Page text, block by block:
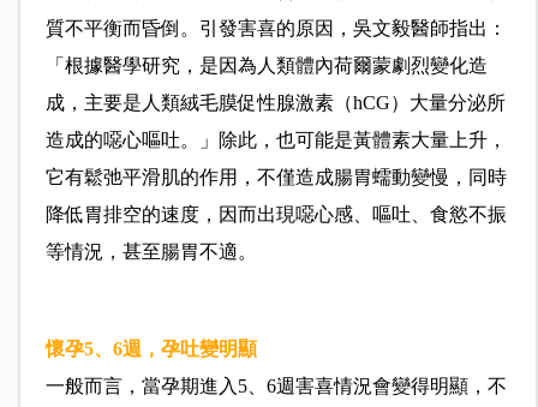
質不平衡而昏倒。引發害喜的原因，吳文毅醫師指出：
「根據醫學研究，是因為人類體內荷爾蒙劇烈變化造
成，主要是人類絨毛膜促性腺激素（hCG）大量分泌所
造成的噁心嘔吐。」除此，也可能是黃體素大量上升，
它有鬆弛平滑肌的作用，不僅造成腸胃蠕動變慢，同時
降低胃排空的速度，因而出現噁心感、嘔吐、食慾不振
等情況，甚至腸胃不適。
懷孕5、6週， 孕吐變明顯
一般而言，當孕期進入5、6週害喜情況會變得明顯，不